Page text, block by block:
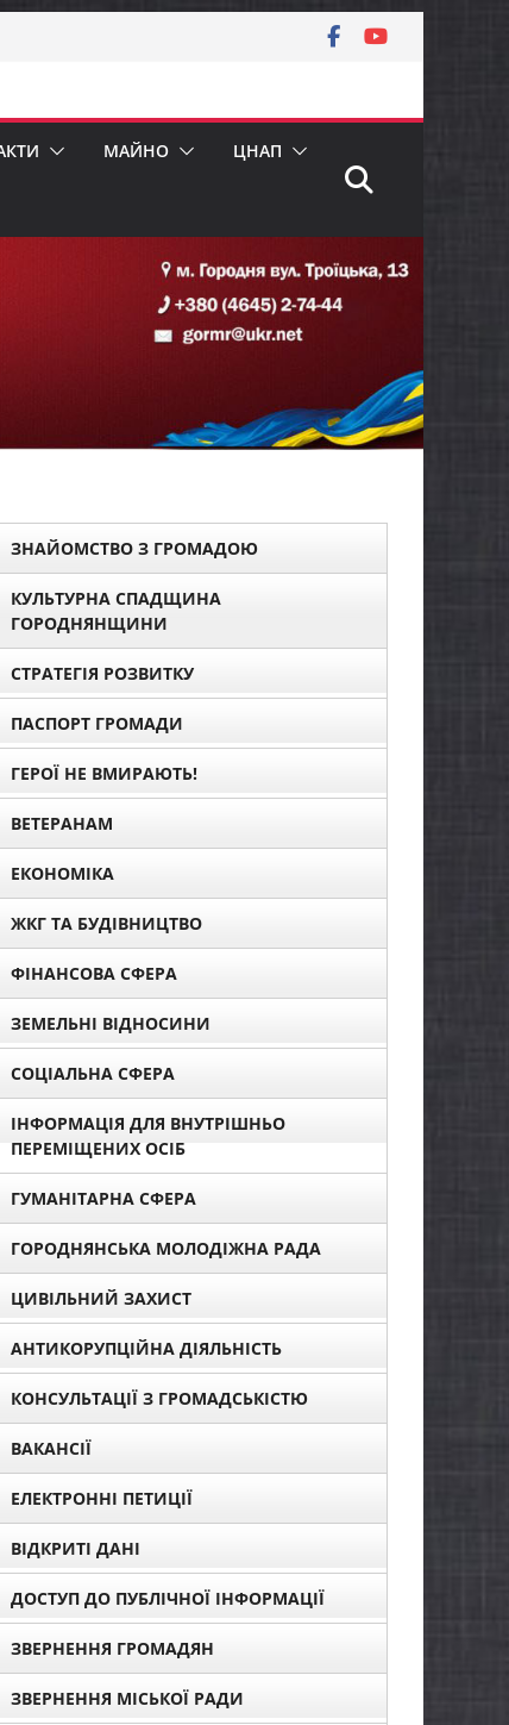
МАЙНО ЦНАП
ЗНАЙОМСТВО З ГРОМАДОЮ
КУЛЬТУРНА СПАДЩИНА
ГОРОДНЯНЩИНИ
СТРАТЕГІЯ РОЗВИТКУ
ПАСПОРТ ГРОМАДИ
ГЕРОЇ НЕ ВМИРАЮТЬ!
ВЕТЕРАНАМ
ЕКОНОМІКА
ЖКГ ТА БУДІВНИЦТВО
ФІНАНСОВА СФЕРА
ЗЕМЕЛЬНІ ВІДНОСИНИ
СОЦІАЛЬНА СФЕРА
ІНФОРМАЦІЯ ДЛЯ ВНУТРІШНЬО
ПЕРЕМІЩЕНИХ ОСІБ
ГУМАНІТАРНА СФЕРА
ГОРОДНЯНСЬКА МОЛОДІЖНА РАДА
ЦИВІЛЬНИЙ ЗАХИСТ
АНТИКОРУПЦІЙНА ДІЯЛЬНІСТЬ
КОНСУЛЬТАЦІЇ З ГРОМАДСЬКІСТЮ
ВАКАНСІЇ
ЕЛЕКТРОННІ ПЕТИЦІЇ
ВІДКРИТІ ДАНІ
ДОСТУП ДО ПУБЛІЧНОЇ ІНФОРМАЦІЇ
ЗВЕРНЕННЯ ГРОМАДЯН
ЗВЕРНЕННЯ МІСЬКОЇ РАДИ